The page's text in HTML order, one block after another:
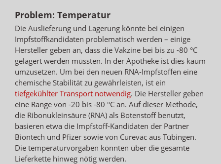
Problem: Temperatur
Die Auslieferung und Lagerung könnte bei einigen
Impfstoffkandidaten problematisch werden – einige
Hersteller geben an, dass die Vakzine bei bis zu -80 °C
gelagert werden müssten. In der Apotheke ist dies kaum
umzusetzen. Um bei den neuen RNA-Impfstoffen eine
chemische Stabilität zu gewährleisten, ist ein
tiefgekühlter Transport notwendig. Die Hersteller geben
eine Range von -20 bis -80 °C an. Auf dieser Methode,
die Ribonukleinsäure (RNA) als Botenstoff benutzt,
basieren etwa die Impfstoff-Kandidaten der Partner
Biontech und Pfizer sowie von Curevac aus Tübingen.
Die temperaturvorgaben könnten über die gesamte
Lieferkette hinweg nötig werden.